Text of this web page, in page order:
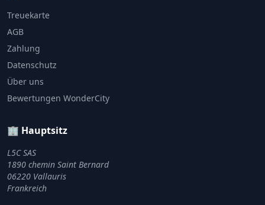
Treuekarte
AGB
Zahlung
Datenschutz
Über uns
Bewertungen WonderCity
🏢 Hauptsitz
L5C SAS
1890 chemin Saint Bernard
06220 Vallauris
Frankreich